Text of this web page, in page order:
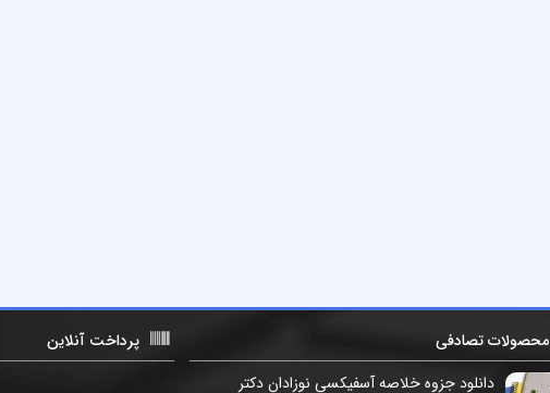
محصولات تصادفی
دانلود جزوه خلاصه آسفیکسی نوزادان دکتر
پرداخت آنلاین